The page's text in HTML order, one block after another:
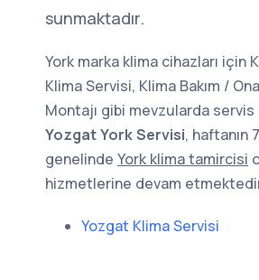
sunmaktadır.
York marka klima cihazları için
Klima Servisi, Klima Bakım /
Montajı gibi mevzularda
Yozgat York Servisi, haftanın
genelinde York klima tamircisi
hizmetlerine devam
Yozgat Klima Servisi